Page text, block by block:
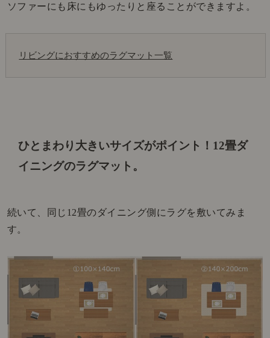
ソファーにも床にもゆったりと座ることができますよ。
リビングにおすすめのラグマット一覧
ひとまわり大きいサイズがポイント！ 12畳ダ
イニングのラグマット。
続いて、同じ12畳のダイニング側にラグを敷いてみま
す。